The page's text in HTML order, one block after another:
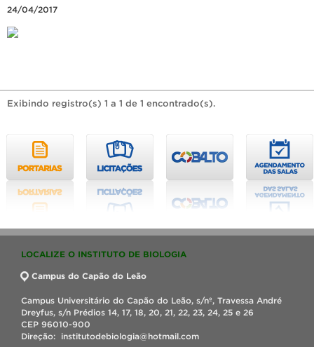
24/04/2017
Exibindo registro(s) 1 a 1 de 1 encontrado(s).
LOCALIZE O INSTITUTO DE BIOLOGIA
Campus do Capão do Leão
Campus Universitário do Capão do Leão, s/nº, Travessa André
Dreyfus, s/n Prédios 14, 17, 18, 20, 21, 22, 23, 24, 25 e 26
CEP 96010-900
Direção: institutodebiologia@hotmail.com